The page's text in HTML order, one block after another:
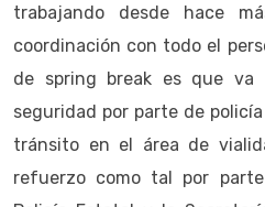
trabajando desde hace
coordinación con todo el
de spring break es que
seguridad por parte de
tránsito en el área de
refuerzo como tal por